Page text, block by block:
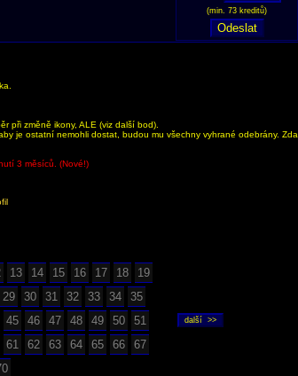
(min. 73 kreditů)
při změně ikony, ALE (viz další bod).
je ostatní nemohli dostat, budou mu všechny vyhrané odebrány. Zda
3 měsíců. (Nové!)
13 14 15 16 17 18 19
29 30 31 32 33 34
35
45 46 47 48 49 50
51
61 62 63 64 65 66
67